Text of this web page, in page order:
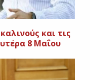
και τις
8 Μαΐου